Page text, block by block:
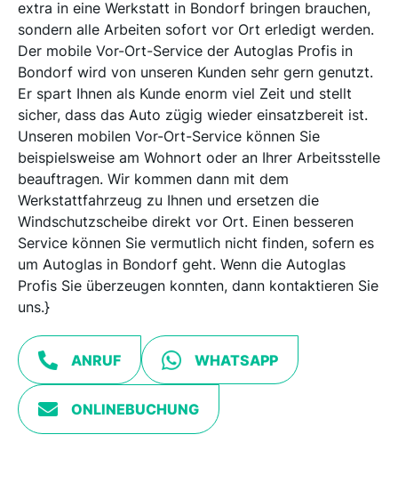
extra in eine Werkstatt in Bondorf bringen brauchen,
sondern alle Arbeiten sofort vor Ort erledigt werden.
Der mobile Vor-Ort-Service der Autoglas Profis in
Bondorf wird von unseren Kunden sehr gern genutzt.
Er spart Ihnen als Kunde enorm viel Zeit und stellt
sicher, dass das Auto zügig wieder einsatzbereit ist.
Unseren mobilen Vor-Ort-Service können Sie
beispielsweise am Wohnort oder an Ihrer Arbeitsstelle
beauftragen. Wir kommen dann mit dem
Werkstattfahrzeug zu Ihnen und ersetzen die
Windschutzscheibe direkt vor Ort. Einen besseren
Service können Sie vermutlich nicht finden, sofern es
um Autoglas in Bondorf geht. Wenn die Autoglas
Profis Sie überzeugen konnten, dann kontaktieren Sie
uns.}
ANRUF WHATSAPP
ONLINEBUCHUNG